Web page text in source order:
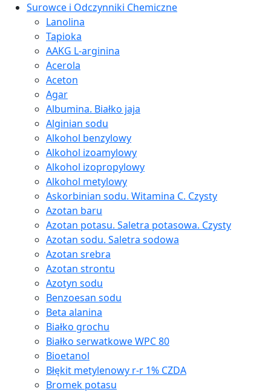
Surowce i Odczynniki Chemiczne
Lanolina
Tapioka
AAKG L-arginina
Acerola
Aceton
Agar
Albumina. Białko jaja
Alginian sodu
Alkohol benzylowy
Alkohol izoamylowy
Alkohol izopropylowy
Alkohol metylowy
Askorbinian sodu. Witamina C. Czysty
Azotan baru
Azotan potasu. Saletra potasowa. Czysty
Azotan sodu. Saletra sodowa
Azotan srebra
Azotan strontu
Azotyn sodu
Benzoesan sodu
Beta alanina
Białko grochu
Białko serwatkowe WPC 80
Bioetanol
Błękit metylenowy r-r 1% CZDA
Bromek potasu